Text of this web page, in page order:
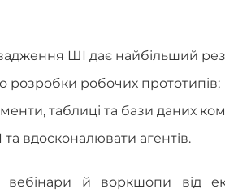
ШІ дає найбільший
розробки робочих прототипів;
таблиці та бази даних
вдосконалювати агентів.
й воркшопи від